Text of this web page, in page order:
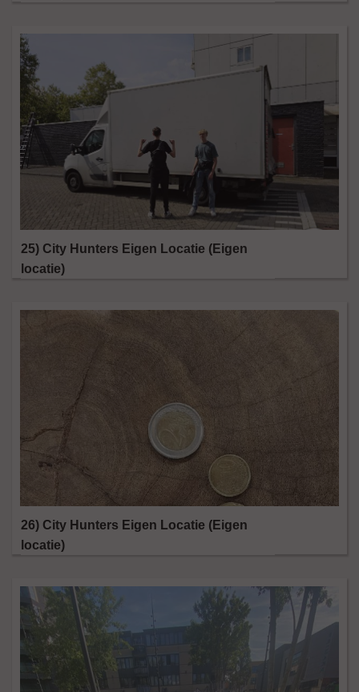
25) City Hunters Eigen Locatie (Eigen
locatie)
26) City Hunters Eigen Locatie (Eigen
locatie)